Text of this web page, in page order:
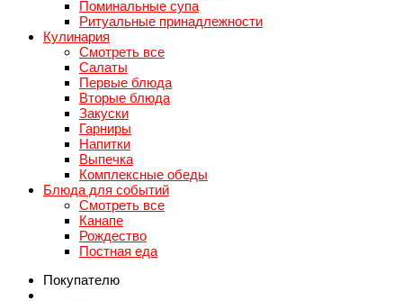
Поминальные супа
Ритуальные принадлежности
Кулинария
Смотреть все
Салаты
Первые блюда
Вторые блюда
Закуски
Гарниры
Напитки
Выпечка
Комплексные обеды
Блюда для событий
Смотреть все
Канапе
Рождество
Постная еда
Покупателю